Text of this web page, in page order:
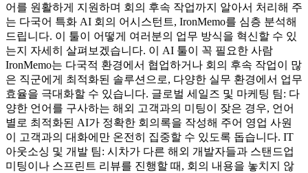
어를 원활하게 지원하며 회의 후속 작업까지 알아서 처리해 주
는 다국어 특화 AI 회의 어시스턴트, IronMemo를 심층 분석해
드립니다. 이 툴이 어떻게 여러분의 업무 방식을 혁신할 수 있
는지 자세히 살펴보겠습니다. 이 AI 툴이 꼭 필요한 사람
IronMemo는 다국적 환경에서 협업하거나 회의 후속 작업이 많
은 직군에게 최적화된 솔루션으로, 다양한 실무 환경에서 업무
효율을 극대화할 수 있습니다. 글로벌 세일즈 및 마케팅 팀: 다
양한 언어를 구사하는 해외 고객과의 미팅이 잦은 경우, 언어
별로 최적화된 AI가 정확한 회의록을 작성해 주어 영업 사원
이 고객과의 대화에만 온전히 집중할 수 있도록 돕습니다. IT
아웃소싱 및 개발 팀: 시차가 다른 해외 개발자들과 스탠드업
미팅이나 스프린트 리뷰를 진행할 때, 회의 내용을 놓치지 않